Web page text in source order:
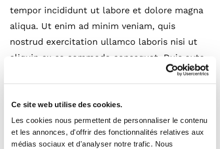
Ce site web utilise des cookies.
Les cookies nous permettent de personnaliser le contenu
et les annonces, d'offrir des fonctionnalités relatives aux
médias sociaux et d'analyser notre trafic. Nous
tempor incididunt ut labore et dolore magna
aliqua. Ut enim ad minim veniam, quis
nostrud exercitation ullamco laboris nisi ut
aliquip ex ea commodo consequat. Duis aute
irure dolor in reprehenderit in voluptate velit
Excepteur sint occaecat cupi datat non
proident, sunt in culpa qui officia deserunt,
eaque ipsa quae ab illo.